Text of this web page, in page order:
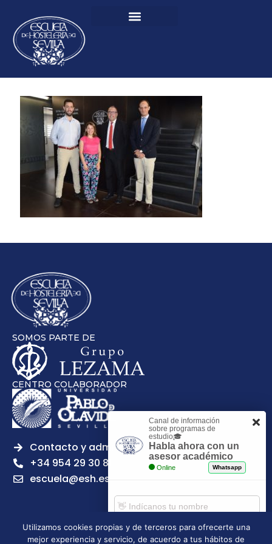
SOMOS PARTE DE
CENTRO COLABORADOR
Contacto y admisiones
+34 954 29 30 81
escuela@esh.es
Utilizamos cookies propias y de terceros para ofrecerte una
mejor experiencia y servicio, de acuerdo a tus hábitos de
Canal de información
sobre programas de
estudio🎓
Habla ahora con un
asesor académico
Online Whatsapp